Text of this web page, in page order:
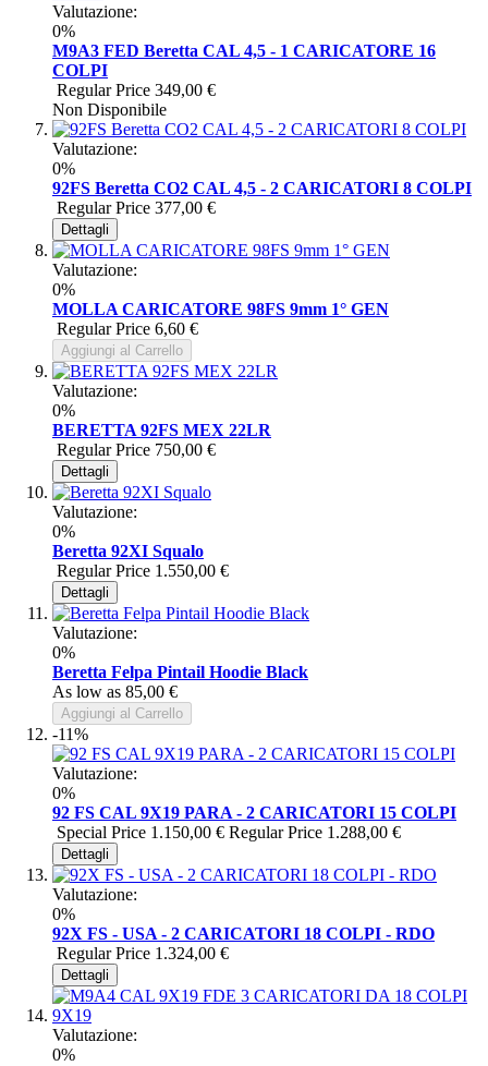
Valutazione:
0%
M9A3 FED Beretta CAL 4,5 - 1 CARICATORE 16
COLPI
Regular Price 349,00 €
Non Disponibile
Valutazione:
0%
92FS Beretta CO2 CAL 4,5 - 2 CARICATORI 8 COLPI
Regular Price 377,00 €
Dettagli
Valutazione:
0%
MOLLA CARICATORE 98FS 9mm 1° GEN
Regular Price 6,60 €
Aggiungi al Carrello
Valutazione:
0%
BERETTA 92FS MEX 22LR
Regular Price 750,00 €
Dettagli
Valutazione:
0%
Beretta 92XI Squalo
Regular Price 1.550,00 €
Dettagli
Valutazione:
0%
Beretta Felpa Pintail Hoodie Black
As low as 85,00 €
Aggiungi al Carrello
-11%
Valutazione:
0%
92 FS CAL 9X19 PARA - 2 CARICATORI 15 COLPI
Special Price 1.150,00 € Regular Price 1.288,00 €
Dettagli
Valutazione:
0%
92X FS - USA - 2 CARICATORI 18 COLPI - RDO
Regular Price 1.324,00 €
Dettagli
Valutazione:
0%